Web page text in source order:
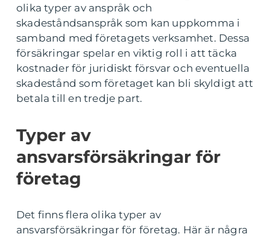
olika typer av anspråk och
skadeståndsanspråk som kan uppkomma i
samband med företagets verksamhet. Dessa
försäkringar spelar en viktig roll i att täcka
kostnader för juridiskt försvar och eventuella
skadestånd som företaget kan bli skyldigt att
betala till en tredje part.
Typer av
ansvarsförsäkringar för
företag
Det finns flera olika typer av
ansvarsförsäkringar för företag. Här är några